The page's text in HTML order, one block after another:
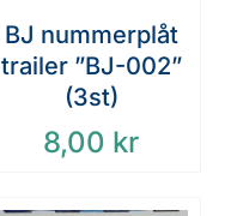
BJ nummerplåt
trailer ”BJ-002”
(3st)
8,00 kr